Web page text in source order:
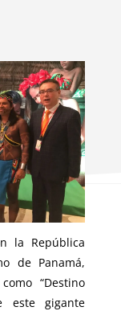
la República
de Panamá,
“Destino
este gigante